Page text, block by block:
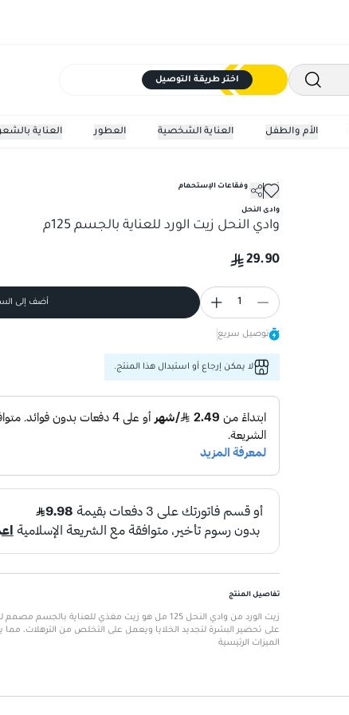
اختر طريقة التوصيل
العناية بالشعر العطور العناية الشخصية الأم والطفل
زيت، ملح وفقاعات الإستحمام
وادى النحل
وادي النحل زيت الورد للعناية بالجسم 125م
29.90
1 أضف إلى
توصيل سريع
لا يمكن إرجاع أو استبدال هذا المنتج.
تفاصيل المنتج
زيت الورد من وادي النحل 125 مل هو زيت مغذي للعناية
على تحضير البشرة لتجديد الخلايا ويعمل على التخلص من الترهلات، مما
الميزات الرئيسية
عناية بالبشرة: مثالي لجميع أنواع البشرة.